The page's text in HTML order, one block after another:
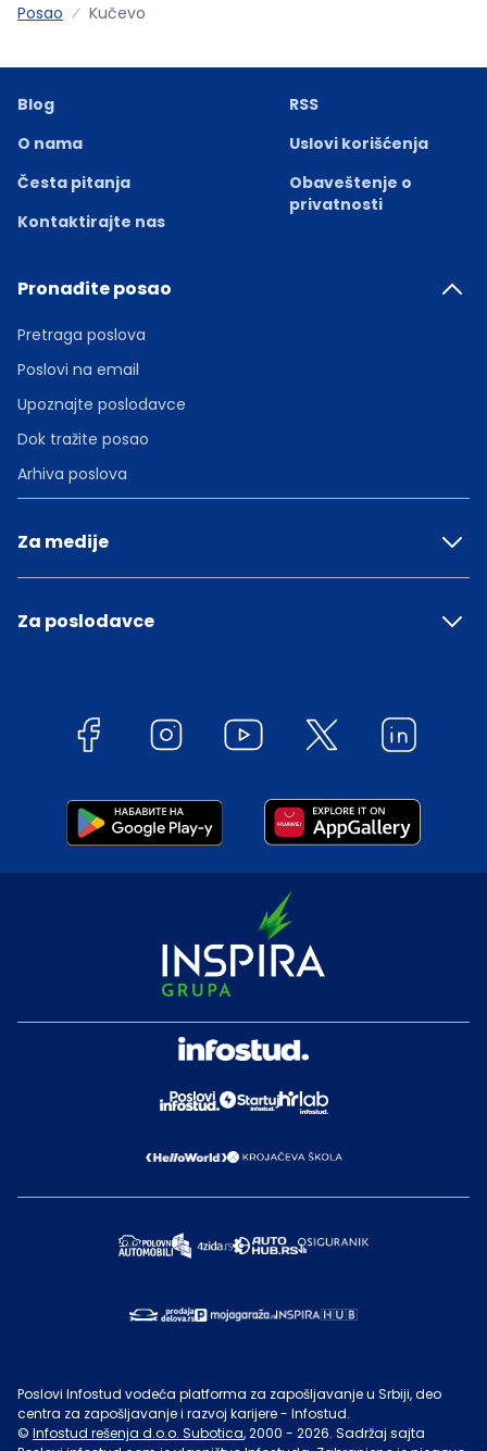
Posao Kučevo
Blog
O nama
Česta pitanja
Kontaktirajte nas
RSS
Uslovi korišćenja
Obaveštenje o
privatnosti
Pronađite posao
Pretraga poslova
Poslovi na email
Upoznajte poslodavce
Dok tražite posao
Arhiva poslova
Za medije
Za poslodavce
Poslovi Infostud vodeća platforma za zapošljavanje u Srbiji, deo
centra za zapošljavanje i razvoj karijere - Infostud.
© Infostud rešenja d.o.o. Subotica, 2000 - 2026. Sadržaj sajta